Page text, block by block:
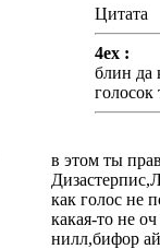
Цитата
4ex :
блин да
голосок
в этом ты
как голос не
какая-то не
нилл,бифор